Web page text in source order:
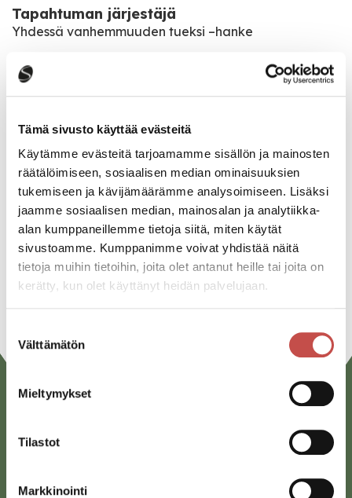
Tämä sivusto käyttää evästeitä
Käytämme evästeitä tarjoamamme sisällön ja mainosten
räätälöimiseen, sosiaalisen median ominaisuuksien
tukemiseen ja kävijämäärämme analysoimiseen. Lisäksi
jaamme sosiaalisen median, mainosalan ja analytiikka-
alan kumppaneillemme tietoja siitä, miten käytät
sivustoamme. Kumppanimme voivat yhdistää näitä
tietoja muihin tietoihin, joita olet antanut heille tai joita on
kerätty, kun olet käyttänyt heidän palvelujaan.
valinta
Välttämätön
Mieltymykset
Tilastot
Markkinointi
Tapahtuman järjestäjä
Yhdessä vanhemmuuden tueksi –hanke
Jaa tapahtuma:
Facebook
Twitter
Linkedin
URL